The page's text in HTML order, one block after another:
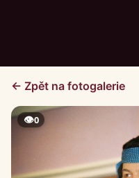
Kniha návštěv
← Zpět na fotogalerie
👁0